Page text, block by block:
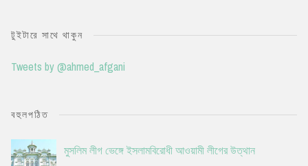
টুইটারে সাথে থাকুন
Tweets by @ahmed_afgani
বহুলপঠিত
মুসলিম লীগ ভেঙ্গে ইসলামবিরোধী আওয়ামী লীগের উত্থান